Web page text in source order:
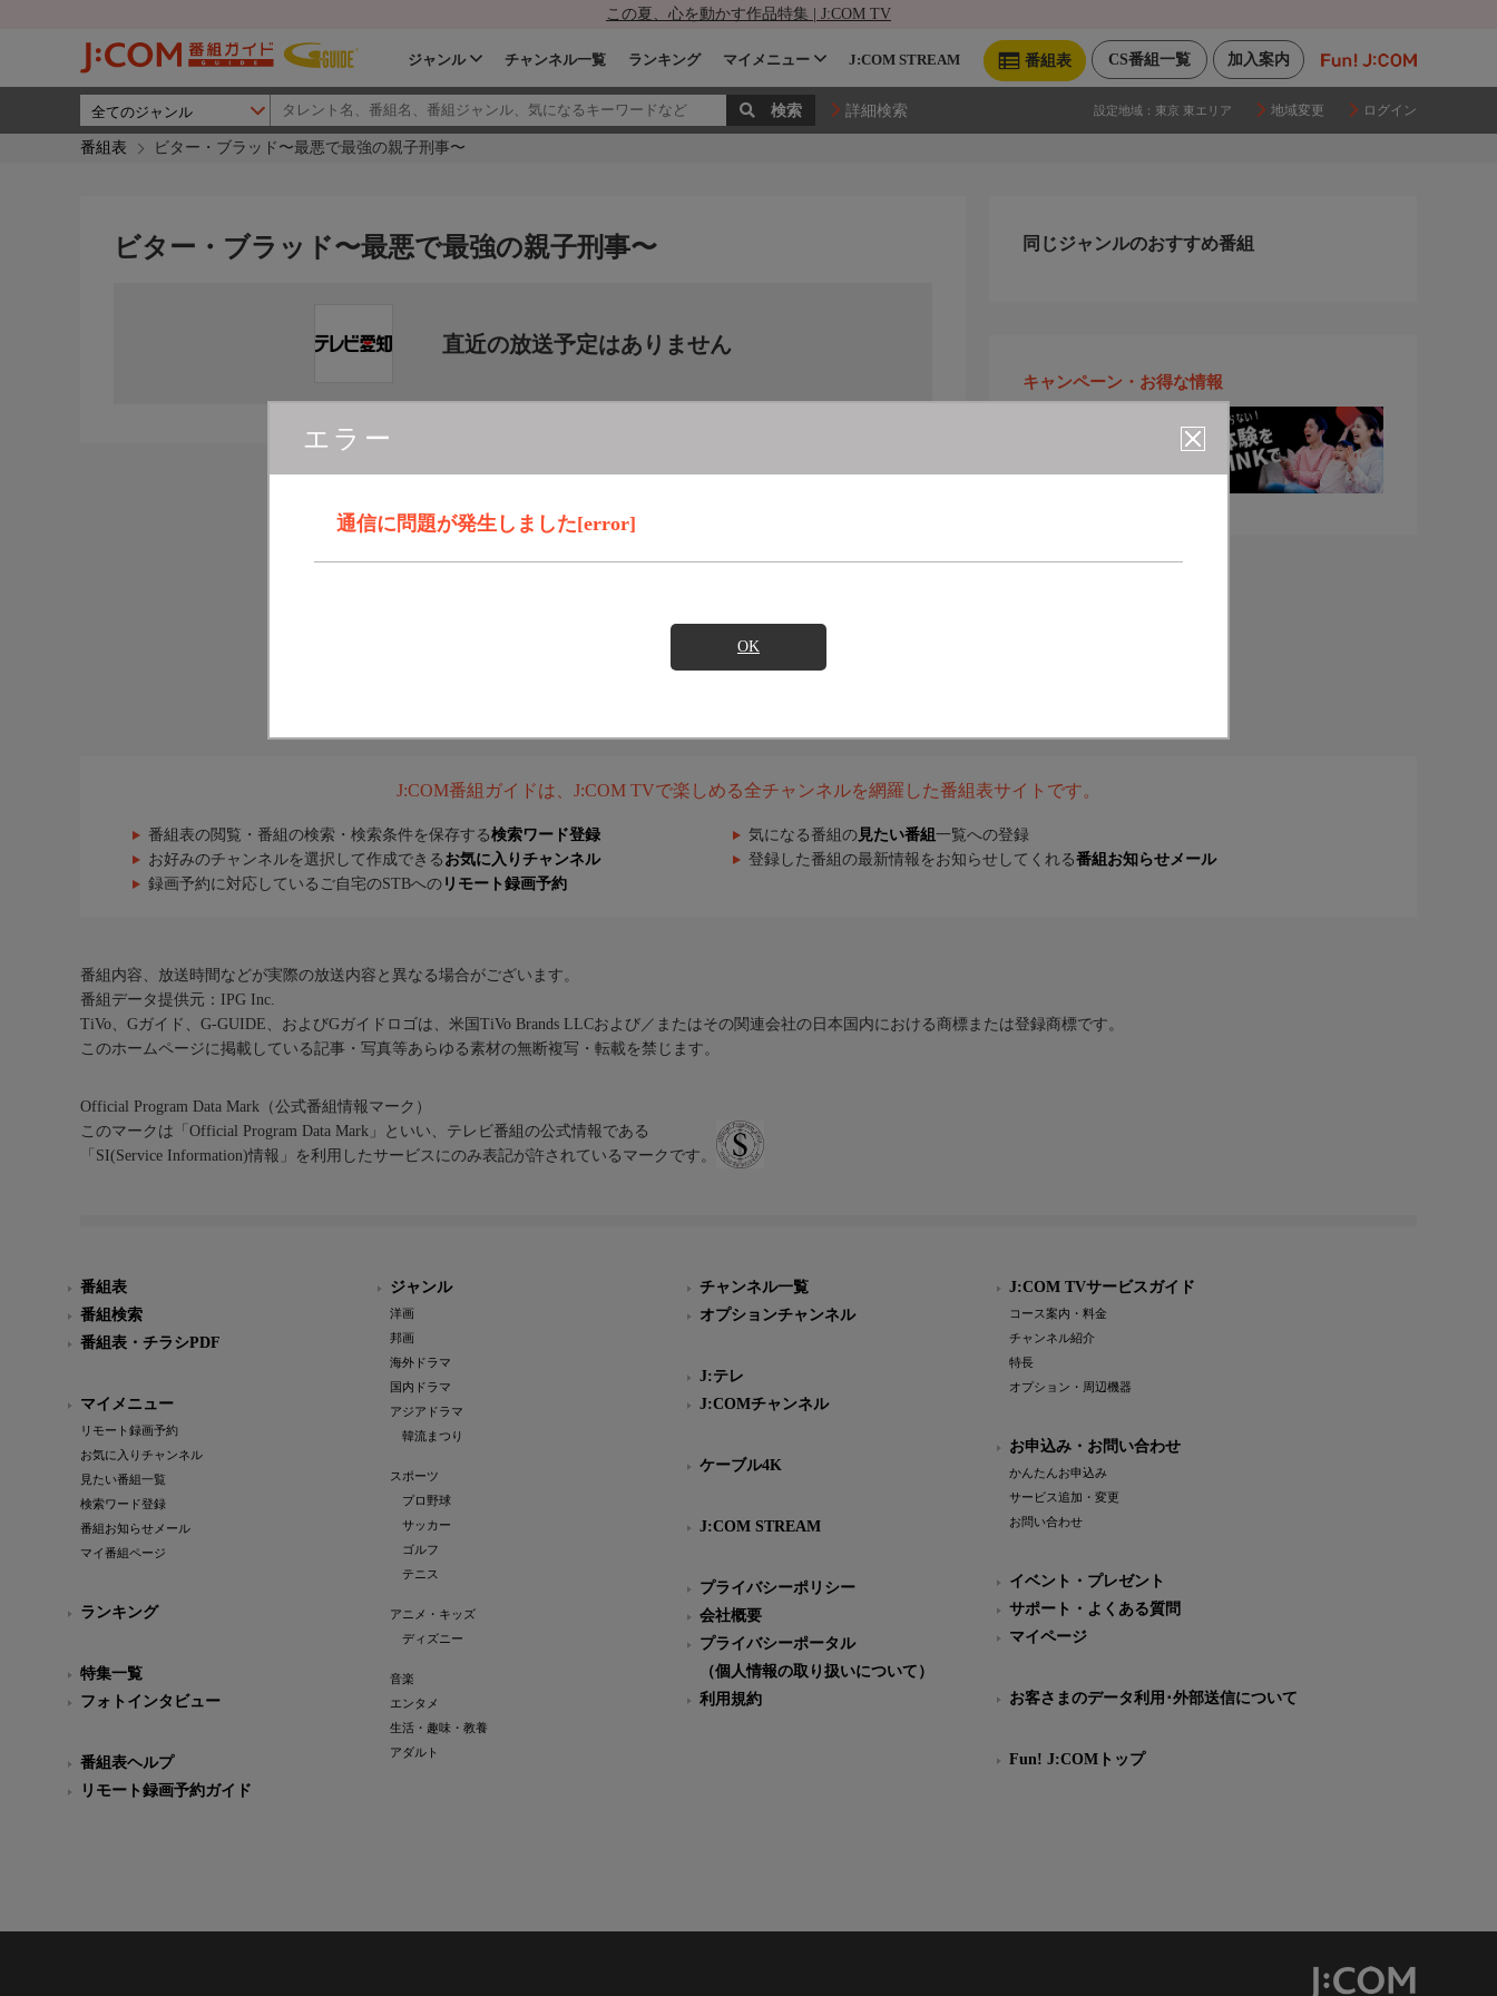
この夏、心を動かす作品特集 | J:COM TV
加入案内
CS番組一覧
番組表
ジャンル チャンネル一覧 ランキング マイメニュー J:COM STREAM
詳細検索 設定地域： 東京 東エリア 地域変更 ログイン
番組表 ビター・ブラッド〜最悪で最強の親子刑事〜
エラー
通信に問題が発生しました[error]
OK
ビター・ブラッド〜最悪で最強の親子刑事〜
直近の放送予定はありません
同じジャンルのおすすめ番組
キャンペーン・お得な情報
J:COM番組ガイドは、J:COM TVで楽しめる全チャンネルを網羅した番組表サイトです。
番組表の閲覧・番組の検索・検索条件を保存する検索ワード登録 気になる番組の 見たい番組 一覧への登録
お好みのチャンネルを選択して作成できる お気に入りチャンネル 登録した番組の最新情報をお知らせしてくれる番組お知らせメール
録画予約に対応しているご自宅のSTBへの リモート録画予約
番組内容、放送時間などが実際の放送内容と異なる場合がございます。
番組データ提供元：IPG Inc.
TiVo、Gガイド、G-GUIDE、およびGガイドロゴは、米国TiVo Brands LLCおよび／またはその関連会社の日本国内における商標または登録商標です。
このホームページに掲載している記事・写真等あらゆる素材の無断複写・転載を禁じます。
Official Program Data Mark（公式番組情報マーク）
このマークは「Official Program Data Mark」といい、テレビ番組の公式情報である
「SI(Service Information)情報」を利用したサービスにのみ表記が許されているマークです。
番組表
番組検索
番組表・チラシPDF
マイメニュー
リモート録画予約
お気に入りチャンネル
見たい番組一覧
検索ワード登録
番組お知らせメール
マイ番組ページ
ランキング
特集一覧
フォトインタビュー
番組表ヘルプ
リモート録画予約ガイド
ジャンル
洋画
邦画
海外ドラマ
国内ドラマ
アジアドラマ
韓流まつり
スポーツ
プロ野球
サッカー
ゴルフ
テニス
アニメ・キッズ
ディズニー
音楽
エンタメ
生活・趣味・教養
アダルト
チャンネル一覧
オプションチャンネル
J:テレ
J:COMチャンネル
ケーブル4K
J:COM STREAM
プライバシーポリシー
会社概要
プライバシーポータル
（個人情報の取り扱いについて）
利用規約
J:COM TVサービスガイド
コース案内・料金
チャンネル紹介
特長
オプション・周辺機器
お申込み・お問い合わせ
かんたんお申込み
サービス追加・変更
お問い合わせ
イベント・プレゼント
サポート・よくある質問
マイページ
お客さまのデータ利用･外部送信について
Fun! J:COMトップ